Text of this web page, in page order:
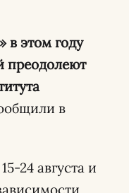
в этом году
преодолеют
в
24 августа и